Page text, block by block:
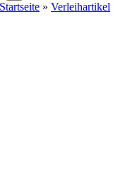
Startseite »Verleihartikel